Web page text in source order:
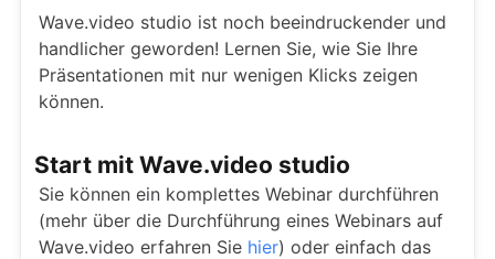
Wave.video studio ist noch beeindruckender und
handlicher geworden! Lernen Sie, wie Sie Ihre
Präsentationen mit nur wenigen Klicks zeigen
können.
Start mit Wave.video studio
Sie können ein komplettes Webinar durchführen
(mehr über die Durchführung eines Webinars auf
Wave.video erfahren Sie hier) oder einfach das